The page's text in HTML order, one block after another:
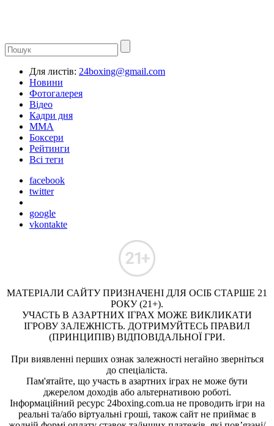
Для листів: 24boxing@gmail.com
Новини
Фотогалерея
Відео
Кадри дня
ММА
Боксери
Рейтинги
Всі теги
facebook
twitter
google
vkontakte
МАТЕРІАЛИ САЙТУ ПРИЗНАЧЕНІ ДЛЯ ОСІБ СТАРШЕ 21
РОКУ (21+).
УЧАСТЬ В АЗАРТНИХ ІГРАХ МОЖЕ ВИКЛИКАТИ
ІГРОВУ ЗАЛЕЖНІСТЬ. ДОТРИМУЙТЕСЬ ПРАВИЛ
(ПРИНЦИПІВ) ВІДПОВІДАЛЬНОЇ ГРИ.
При виявленні перших ознак залежності негайно зверніться
до спеціаліста.
Пам'ятайте, що участь в азартних іграх не може бути
джерелом доходів або альтернативою роботі.
Інформаційний ресурс 24boxing.com.ua не проводить ігри на
реальні та/або віртуальні гроші, також сайт не приймає в